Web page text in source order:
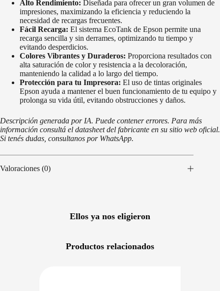
Alto Rendimiento: Diseñada para ofrecer un gran volumen de
impresiones, maximizando la eficiencia y reduciendo la
necesidad de recargas frecuentes.
Fácil Recarga: El sistema EcoTank de Epson permite una
recarga sencilla y sin derrames, optimizando tu tiempo y
evitando desperdicios.
Colores Vibrantes y Duraderos: Proporciona resultados con
alta saturación de color y resistencia a la decoloración,
manteniendo la calidad a lo largo del tiempo.
Protección para tu Impresora: El uso de tintas originales
Epson ayuda a mantener el buen funcionamiento de tu equipo y
prolonga su vida útil, evitando obstrucciones y daños.
Descripción generada por IA. Puede contener errores. Para más
información consultá el datasheet del fabricante en su sitio web oficial.
Si tenés dudas, consultanos por WhatsApp.
Valoraciones (0)
Ellos ya nos eligieron
Productos relacionados